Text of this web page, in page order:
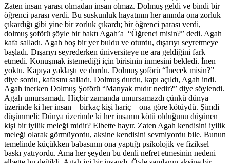
Zaten insan yarası olmadan insan olmaz. Dolmuş geldi ve bindi bir
öğrenci parası verdi. Bu suskunluk hayatının her anında ona zorluk
çıkardığı gibi yine bir zorluk çıkardı; bir öğrenci parası verdi,
dolmuş şoförü şöyle bir baktı Agah’a “Öğrenci misin?” dedi. Agah
kafa salladı. Agah boş bir yer buldu ve oturdu, dışarıyı seyretmeye
başladı. Dışarıyı seyrederken üniversiteye ne ara geldiğini fark
etmedi. Konuşmak istemediği için birisinin inmesini bekledi. İnen
yoktu. Kapıya yaklaştı ve durdu. Dolmuş şoförü “İnecek misin?”
diye sordu, kafasını salladı. Dolmuş durdu, kapı açıldı, Agah indi.
Agah inerken Dolmuş Şoförü “Manyak mıdır nedir?” diye söylendi.
Agah umursamadı. Hiçbir zamanda umursamazdı çünkü dünya
üzerinde ki her insan – birkaç kişi hariç – ona göre kötüydü. Şimdi
düşünmeli: Dünya üzerinde ki her insanın kötü olduğunu düşünen
kişi bir iyilik meleği midir? Elbette hayır. Zaten Agah kendisini iyilik
meleği olarak görmüyordu, aksine kendisini sevmiyordu bile. Bunun
temelinde küçükken babasının ona yaptığı psikolojik ve fiziksel
baskı yatıyordu. Ama her şeyden bu denli nefret etmesinin nedeni